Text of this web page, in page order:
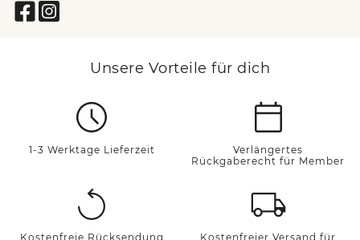
Unsere Vorteile für dich
1-3 Werktage Lieferzeit
Verlängertes
Rückgaberecht für Member
Kostenfreie Rücksendung
Kostenfreier Versand für